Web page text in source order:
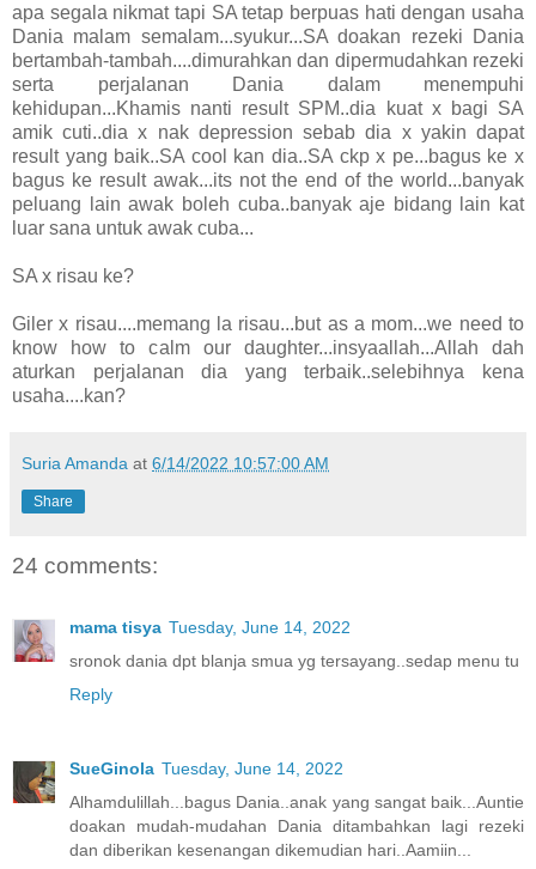
apa segala nikmat tapi SA tetap berpuas hati dengan usaha
Dania malam semalam...syukur...SA doakan rezeki Dania
bertambah-tambah....dimurahkan dan dipermudahkan rezeki
serta perjalanan Dania dalam menempuhi
kehidupan...Khamis nanti result SPM..dia kuat x bagi SA
amik cuti..dia x nak depression sebab dia x yakin dapat
result yang baik..SA cool kan dia..SA ckp x pe...bagus ke x
bagus ke result awak...its not the end of the world...banyak
peluang lain awak boleh cuba..banyak aje bidang lain kat
luar sana untuk awak cuba...
SA x risau ke?
Giler x risau....memang la risau...but as a mom...we need to
know how to calm our daughter...insyaallah...Allah dah
aturkan perjalanan dia yang terbaik..selebihnya kena
usaha....kan?
Suria Amanda at 6/14/2022 10:57:00 AM
Share
24 comments:
mama tisya Tuesday, June 14, 2022
sronok dania dpt blanja smua yg tersayang..sedap menu tu
Reply
SueGinola Tuesday, June 14, 2022
Alhamdulillah...bagus Dania..anak yang sangat baik...Auntie
doakan mudah-mudahan Dania ditambahkan lagi rezeki
dan diberikan kesenangan dikemudian hari..Aamiin...